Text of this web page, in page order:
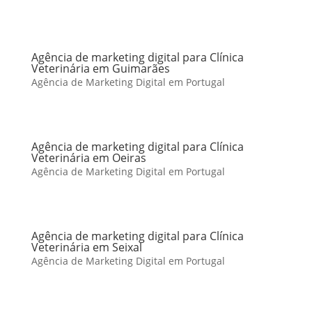
Agência de marketing digital para Clínica
Veterinária em Guimarães
Agência de Marketing Digital em Portugal
Agência de marketing digital para Clínica
Veterinária em Oeiras
Agência de Marketing Digital em Portugal
Agência de marketing digital para Clínica
Veterinária em Seixal
Agência de Marketing Digital em Portugal